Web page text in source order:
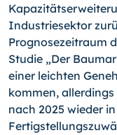
Industriesektor
Prognosezeitraum
Studie „Der
einer leichten
kommen,
nach 2025 wieder